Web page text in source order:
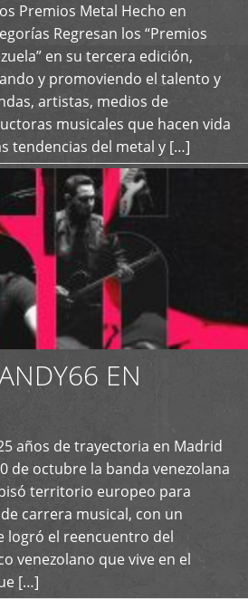
Premios Metal Hecho en
Regresan los “Premios
en su tercera edición,
y promoviendo el talento y
artistas, medios de
musicales que hacen vida
tendencias del metal y […]
+
EN
años de trayectoria en Madrid
de octubre la banda venezolana
territorio europeo para
carrera musical, con un
logró el reencuentro del
venezolano que vive en el
[…]
+